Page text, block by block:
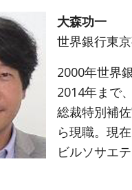
大森功一
世界銀行東
2000年世界
2014年まで
総裁特別補
ら現職。現
ビルソサエ